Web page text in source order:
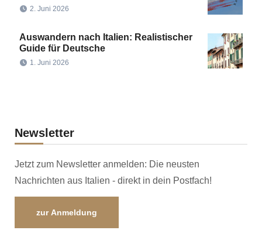
2. Juni 2026
Auswandern nach Italien: Realistischer
Guide für Deutsche
1. Juni 2026
Newsletter
Jetzt zum Newsletter anmelden: Die neusten
Nachrichten aus Italien - direkt in dein Postfach!
zur Anmeldung